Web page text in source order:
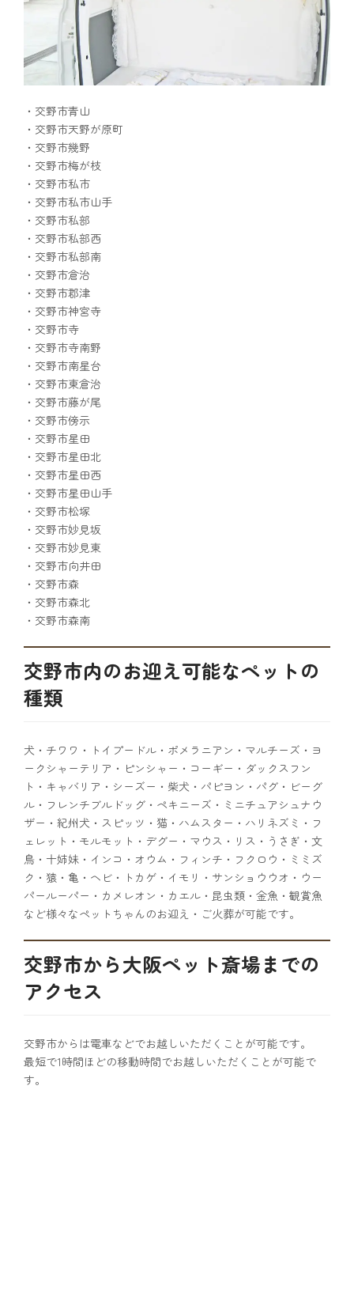
・交野市青山
・交野市天野が原町
・交野市幾野
・交野市梅が枝
・交野市私市
・交野市私市山手
・交野市私部
・交野市私部西
・交野市私部南
・交野市倉治
・交野市郡津
・交野市神宮寺
・交野市寺
・交野市寺南野
・交野市南星台
・交野市東倉治
・交野市藤が尾
・交野市傍示
・交野市星田
・交野市星田北
・交野市星田西
・交野市星田山手
・交野市松塚
・交野市妙見坂
・交野市妙見東
・交野市向井田
・交野市森
・交野市森北
・交野市森南
交野市内のお迎え可能なペットの
種類
犬・チワワ・トイプードル・ポメラニアン・マルチーズ・ヨ
ークシャーテリア・ピンシャー・コーギー・ダックスフン
ト・キャバリア・シーズー・柴犬・パピヨン・パグ・ビーグ
ル・フレンチブルドッグ・ペキニーズ・ミニチュアシュナウ
ザー・紀州犬・スピッツ・猫・ハムスター・ハリネズミ・フ
ェレット・モルモット・デグー・マウス・リス・うさぎ・文
鳥・十姉妹・インコ・オウム・フィンチ・フクロウ・ミミズ
ク・猿・亀・ヘビ・トカゲ・イモリ・サンショウウオ・ウー
パールーパー・カメレオン・カエル・昆虫類・金魚・観賞魚
など様々なペットちゃんのお迎え・ご火葬が可能です。
交野市から大阪ペット斎場までの
アクセス
交野市からは電車などでお越しいただくことが可能です。
最短で1時間ほどの移動時間でお越しいただくことが可能で
す。